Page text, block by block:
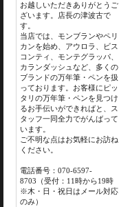
お越しいただきありがとうご
ざいます。店長の津波古で
す。
当店では、モンブランやペリ
カンを始め、アウロラ、ビス
コンティ、モンテグラッパ、
カランダッシュなど、多くの
ブランドの万年筆・ペンを扱
っております。お客様にピッ
タリの万年筆・ペンを見つけ
るお手伝いができればと、ス
タッフ一同全力でがんばって
います。
ご不明な点はお気軽にお訪ね
ください。
電話番号：070-6597-
8703（受付：11時から19時
※木・日・祝日はメール対応
のみ）